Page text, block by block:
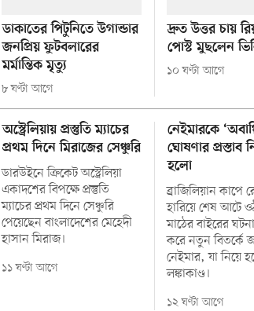
ডাকাতের পিটুনিতে উগান্ডার
জনপ্রিয় ফুটবলারের
মর্মান্তিক মৃত্যু
৮ ঘণ্টা আগে
দ্রুত উত্তর চায়
পোস্ট মুছলেন
১০ ঘণ্টা আগে
অস্ট্রেলিয়ায় প্রস্তুতি ম্যাচের
প্রথম দিনে মিরাজের সেঞ্চুরি
ডারউইনে ক্রিকেট অস্ট্রেলিয়া
একাদশের বিপক্ষে প্রস্তুতি
ম্যাচের প্রথম দিনে সেঞ্চুরি
পেয়েছেন বাংলাদেশের মেহেদী
হাসান মিরাজ।
১১ ঘণ্টা আগে
নেইমারকে
ঘোষণার প্রস্তাব
হলো
ব্রাজিলিয়ান কাপে
হারিয়ে শেষ আটে
মাঠের বাইরের
করে নতুন বিতর্কে
নেইমার, যা নিয়ে
লঙ্কাকাণ্ড।
১২ ঘণ্টা আগে